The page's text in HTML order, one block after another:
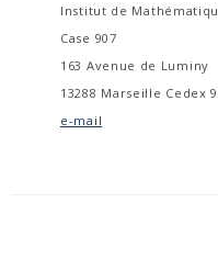
Institut de
Case 907
163 Avenue de Luminy
13288 Marseille Cedex
e-mail